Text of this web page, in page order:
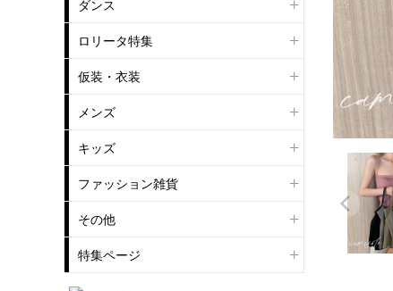
ダンス
ロリータ特集
仮装・衣装
メンズ
キッズ
ファッション雑貨
その他
特集ページ